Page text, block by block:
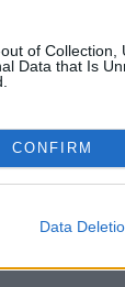
of Collection,
Data that Is
CONFIRM
Data